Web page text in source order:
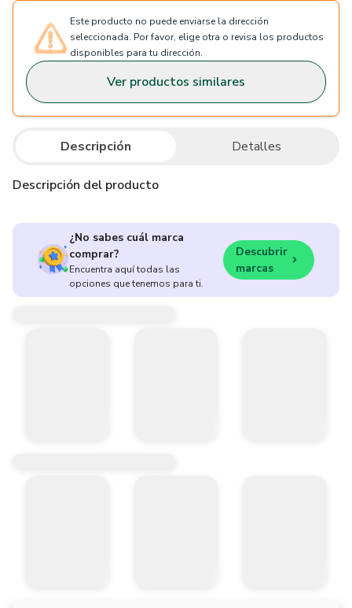
Este producto no puede enviarse la dirección
seleccionada. Por favor, elige otra o revisa los productos
disponibles para tu dirección.
Ver productos similares
Descripción Detalles
Descripción del producto
¿No sabes cuál marca
comprar?
Encuentra aquí todas las
opciones que tenemos para ti.
Descubrir
marcas